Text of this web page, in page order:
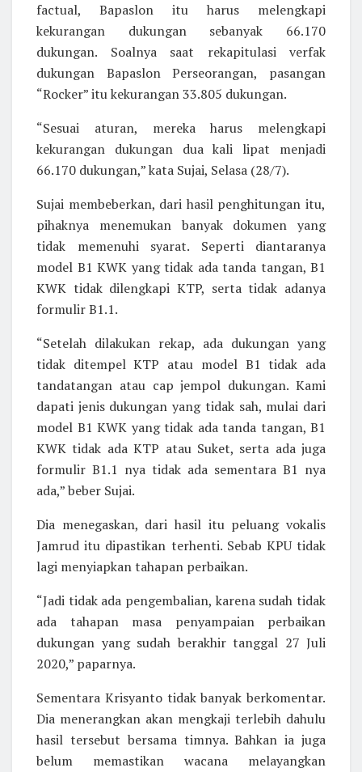
factual, Bapaslon itu harus melengkapi
kekurangan dukungan sebanyak 66.170
dukungan. Soalnya saat rekapitulasi verfak
dukungan Bapaslon Perseorangan, pasangan
“Rocker” itu kekurangan 33.805 dukungan.
“Sesuai aturan, mereka harus melengkapi
kekurangan dukungan dua kali lipat menjadi
66.170 dukungan,” kata Sujai, Selasa (28/7).
Sujai membeberkan, dari hasil penghitungan itu,
pihaknya menemukan banyak dokumen yang
tidak memenuhi syarat. Seperti diantaranya
model B1 KWK yang tidak ada tanda tangan, B1
KWK tidak dilengkapi KTP, serta tidak adanya
formulir B1.1.
“Setelah dilakukan rekap, ada dukungan yang
tidak ditempel KTP atau model B1 tidak ada
tandatangan atau cap jempol dukungan. Kami
dapati jenis dukungan yang tidak sah, mulai dari
model B1 KWK yang tidak ada tanda tangan, B1
KWK tidak ada KTP atau Suket, serta ada juga
formulir B1.1 nya tidak ada sementara B1 nya
ada,” beber Sujai.
Dia menegaskan, dari hasil itu peluang vokalis
Jamrud itu dipastikan terhenti. Sebab KPU tidak
lagi menyiapkan tahapan perbaikan.
“Jadi tidak ada pengembalian, karena sudah tidak
ada tahapan masa penyampaian perbaikan
dukungan yang sudah berakhir tanggal 27 Juli
2020,” paparnya.
Sementara Krisyanto tidak banyak berkomentar.
Dia menerangkan akan mengkaji terlebih dahulu
hasil tersebut bersama timnya. Bahkan ia juga
belum memastikan wacana melayangkan